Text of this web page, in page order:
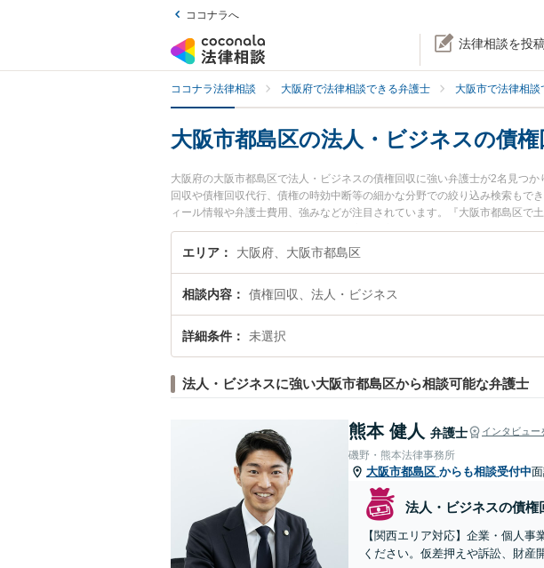
ココナラへ
法律相談を投
ココナラ法律相談 大阪府で法律相談できる弁護士 大阪市で法律相談
大阪市都島区の法人・ビジネスの債
大阪府の大阪市都島区で法人・ビジネスの債権回収に強い弁護士が2名見つ
回収や債権回収代行、債権の時効中断等の細かな分野での絞り込み検索も
ィール情報や弁護士費用、強みなどが注目されています。『大阪市都島区で
ビジネスの債権回収のトラブル解決の実績豊富な近くの弁護士を検索した
たい』などでお困りの相談者さんにおすすめです。
エリア 大阪府、大阪市都島区
相談内容 債権回収、法人・ビジネス
詳細条件 未選択
法人・ビジネスに強い大阪市都島区から相談可能な弁護士
熊本 健人 弁護士 インタビュー
磯野・熊本法律事務所
大阪市都島区 からも相談受付中
法人・ビジネスの債権
【関西エリア対応】企業・個人
ください。仮差押えや訴訟、財産